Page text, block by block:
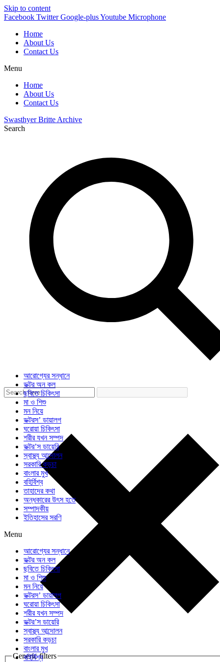
Skip to content
Facebook Twitter Google-plusYoutube Microphone
Home
About Us
Contact Us
Menu
Home
About Us
Contact Us
Swasthyer Britte Archive
Search
Generic filters
আরোগ্যের সন্ধানে
ডক্টর অন কল
ছবিতে চিকিৎসা
মা ও শিশু
মন নিয়ে
ডক্টরস’ ডায়ালগ
ঘরোয়া চিকিৎসা
শরীর যখন সম্পদ
ডক্টর’স ডায়েরি
স্বাস্থ্য আন্দোলন
সরকারি কড়চা
বাংলার মুখ
বহির্বিশ্ব
তাহাদের কথা
অন্ধকারের উৎস হতে
সম্পাদকীয়
ইতিহাসের সরণি
Menu
আরোগ্যের সন্ধানে
ডক্টর অন কল
ছবিতে চিকিৎসা
মা ও শিশু
মন নিয়ে
ডক্টরস’ ডায়ালগ
ঘরোয়া চিকিৎসা
শরীর যখন সম্পদ
ডক্টর’স ডায়েরি
স্বাস্থ্য আন্দোলন
সরকারি কড়চা
বাংলার মুখ
বহির্বিশ্ব